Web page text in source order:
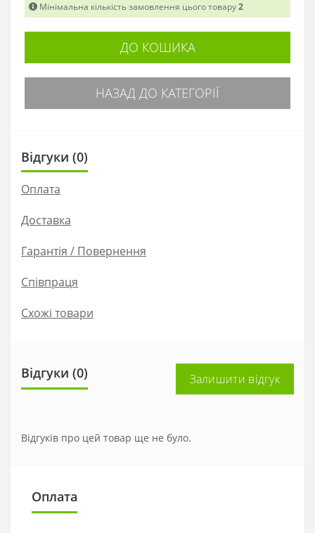
Мінімальна кількість замовлення цього товару2
ДО КОШИКА
НАЗАД ДО КАТЕГОРІЇ
Відгуки (0)
Оплата
Доставка
Гарантія / Повернення
Співпраця
Схожі товари
Відгуки (0) Залишити відгук
Відгуків про цей товар ще не було.
Оплата